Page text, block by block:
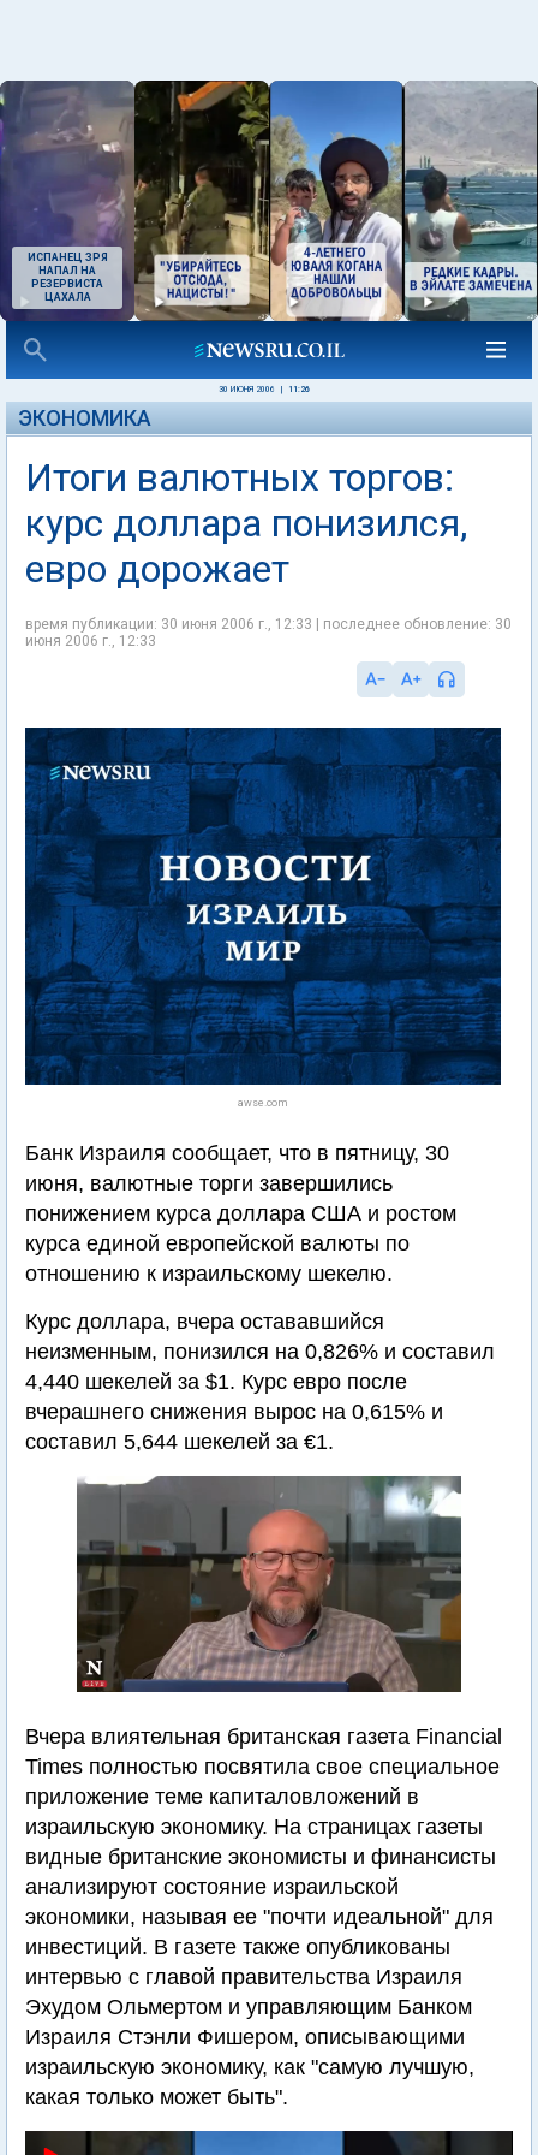
ИСПАНЕЦ ЗРЯ
НАПАЛ НА
РЕЗЕРВИСТА
ЦАХАЛА
30 ИЮНЯ 2006 11:26
ЭКОНОМИКА
Итоги валютных торгов:
курс доллара понизился,
евро дорожает
время публикации: 30 июня 2006 г., 12:33 | последнее обновление: 30
июня 2006 г., 12:33
awse.com
Банк Израиля сообщает, что в пятницу, 30
июня, валютные торги завершились
понижением курса доллара США и ростом
курса единой европейской валюты по
отношению к израильскому шекелю.
Курс доллара, вчера остававшийся
неизменным, понизился на 0,826% и составил
4,440 шекелей за $1. Курс евро после
вчерашнего снижения вырос на 0,615% и
составил 5,644 шекелей за €1.
Вчера влиятельная британская газета Financial
Times полностью посвятила свое специальное
приложение теме капиталовложений в
израильскую экономику. На страницах газеты
видные британские экономисты и финансисты
анализируют состояние израильской
экономики, называя ее "почти идеальной" для
инвестиций. В газете также опубликованы
интервью с главой правительства Израиля
Эхудом Ольмертом и управляющим Банком
Израиля Стэнли Фишером, описывающими
израильскую экономику, как "самую лучшую,
какая только может быть".